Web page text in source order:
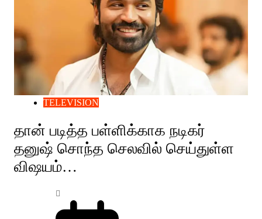
TELEVISION
தான் படித்த பள்ளிக்காக நடிகர்
தனுஷ் சொந்த செலவில் செய்துள்ள
விஷயம்…